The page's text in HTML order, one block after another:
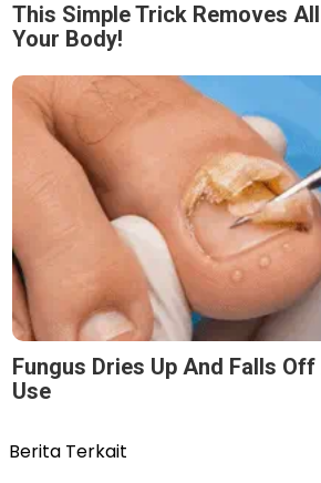
This Simple Trick Removes
Your Body!
Fungus Dries Up And Falls
Use
Berita Terkait